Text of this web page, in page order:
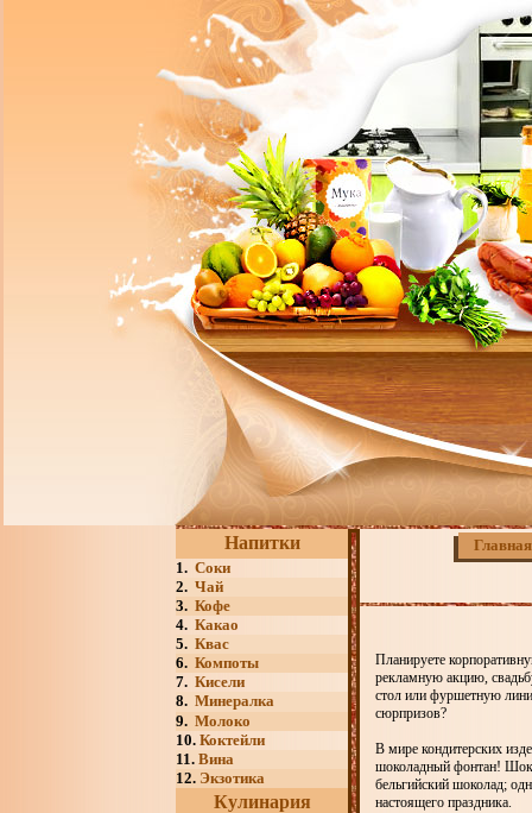
Напитки
1. Соки
2. Чай
3. Кофе
4. Какао
5. Квас
6. Компоты
7. Кисели
8. Минералка
9. Молоко
10. Коктейли
11. Вина
12. Экзотика
Кулинария
Главная
Планируете
рекламную акцию,
стол или фуршетную
сюрпризов?
В мире кондитерских
шоколадный фонтан!
бельгийский шоколад;
настоящего праздника.